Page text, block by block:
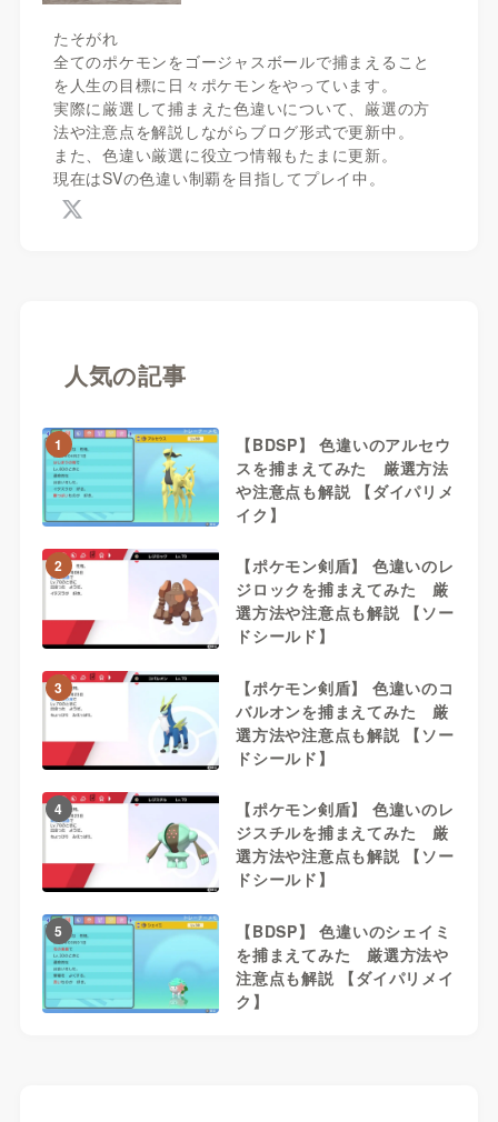
たそがれ
全てのポケモンをゴージャスボールで捕まえること
を人生の目標に日々ポケモンをやっています。
実際に厳選して捕まえた色違いについて、厳選の方
法や注意点を解説しながらブログ形式で更新中。
また、色違い厳選に役立つ情報もたまに更新。
現在はSVの色違い制覇を目指してプレイ中。
人気の記事
1
【BDSP】 色違いのアルセウ
スを捕まえてみた 厳選方法
や注意点も解説 【ダイパリメ
イク】
2
【ポケモン剣盾】 色違いのレ
ジロックを捕まえてみた 厳
選方法や注意点も解説 【ソー
ドシールド】
3
【ポケモン剣盾】 色違いのコ
バルオンを捕まえてみた 厳
選方法や注意点も解説 【ソー
ドシールド】
4
【ポケモン剣盾】 色違いのレ
ジスチルを捕まえてみた 厳
選方法や注意点も解説 【ソー
ドシールド】
5
【BDSP】 色違いのシェイミ
を捕まえてみた 厳選方法や
注意点も解説 【ダイパリメイ
ク】